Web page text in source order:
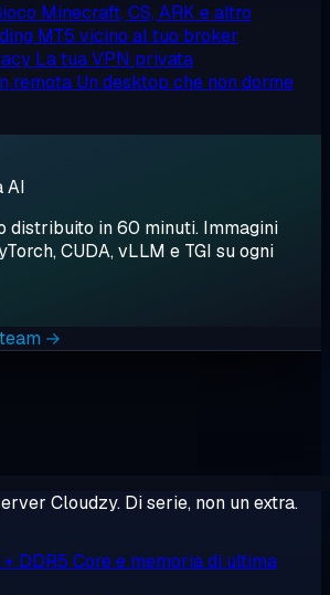
Minecraft, CS, ARK e altro
MT5 vicino al tuo broker
La tua VPN privata
remota Un desktop che non dorme
AI
distribuito in 60 minuti. Immagini
CUDA, vLLM e TGI su ogni
→
Cloudzy. Di serie, non un extra.
+ DDR5 Core e memoria di ultima